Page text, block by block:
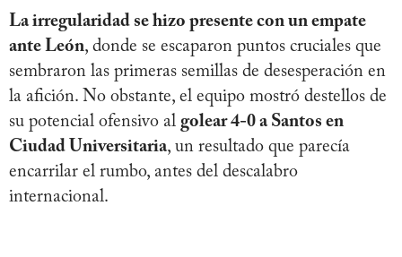
La irregularidad se hizo presente con un empate
ante León, donde se escaparon puntos cruciales que
sembraron las primeras semillas de desesperación en
la afición. No obstante, el equipo mostró destellos de
su potencial ofensivo al golear 4-0 a Santos en
Ciudad Universitaria, un resultado que parecía
encarrilar el rumbo, antes del descalabro
internacional.